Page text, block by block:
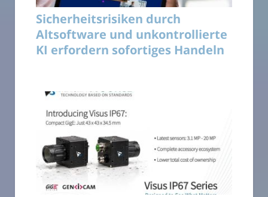
Sicherheitsrisiken durch
Altsoftware und unkontrollierte
KI erfordern sofortiges Handeln